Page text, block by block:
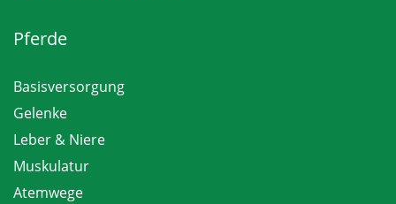
Pferde
Basisversorgung
Gelenke
Leber & Niere
Muskulatur
Atemwege